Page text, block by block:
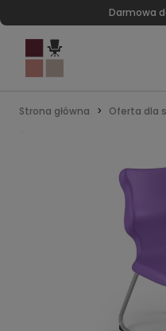
Darmowa
Strona główna Oferta dla